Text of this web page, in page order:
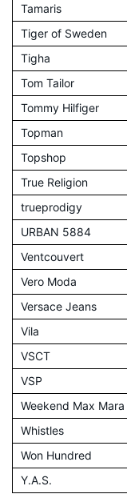
Tamaris
Tiger of Sweden
Tigha
Tom Tailor
Tommy Hilfiger
Topman
Topshop
True Religion
trueprodigy
URBAN 5884
Ventcouvert
Vero Moda
Versace Jeans
Vila
VSCT
VSP
Weekend Max Mara
Whistles
Won Hundred
Y.A.S.